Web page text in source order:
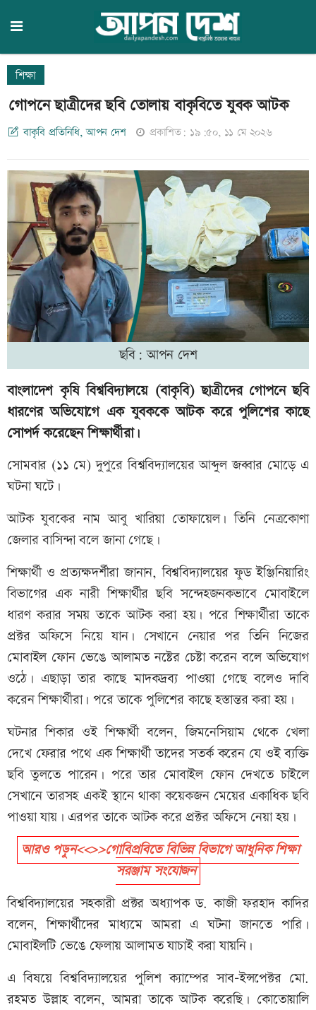
শিক্ষা
গোপনে ছাত্রীদের ছবি তোলায় বাকৃবিতে যুবক আটক
বাকৃবি প্রতিনিধি, আপন দেশ প্রকাশিত: ১৯:৫০, ১১ মে ২০২৬
ছবি: আপন দেশ
বাংলাদেশ কৃষি বিশ্ববিদ্যালয়ে (বাকৃবি) ছাত্রীদের গোপনে ছবি
ধারণের অভিযোগে এক যুবককে আটক করে পুলিশের কাছে
সোপর্দ করেছেন শিক্ষার্থীরা।
সোমবার (১১ মে) দুপুরে বিশ্ববিদ্যালয়ের আব্দুল জব্বার মোড়ে এ
ঘটনা ঘটে।
আটক যুবকের নাম আবু খারিয়া তোফায়েল। তিনি নেত্রকোণা
জেলার বাসিন্দা বলে জানা গেছে।
শিক্ষার্থী ও প্রত্যক্ষদর্শীরা জানান, বিশ্ববিদ্যালয়ের ফুড ইঞ্জিনিয়ারিং
বিভাগের এক নারী শিক্ষার্থীর ছবি সন্দেহজনকভাবে মোবাইলে
ধারণ করার সময় তাকে আটক করা হয়। পরে শিক্ষার্থীরা তাকে
প্রক্টর অফিসে নিয়ে যান। সেখানে নেয়ার পর তিনি নিজের
মোবাইল ফোন ভেঙে আলামত নষ্টের চেষ্টা করেন বলে অভিযোগ
ওঠে। এছাড়া তার কাছে মাদকদ্রব্য পাওয়া গেছে বলেও দাবি
করেন শিক্ষার্থীরা। পরে তাকে পুলিশের কাছে হস্তান্তর করা হয়।
ঘটনার শিকার ওই শিক্ষার্থী বলেন, জিমনেসিয়াম থেকে খেলা
দেখে ফেরার পথে এক শিক্ষার্থী তাদের সতর্ক করেন যে ওই ব্যক্তি
ছবি তুলতে পারেন। পরে তার মোবাইল ফোন দেখতে চাইলে
সেখানে তারসহ একই স্থানে থাকা কয়েকজন মেয়ের একাধিক ছবি
পাওয়া যায়। এরপর তাকে আটক করে প্রক্টর অফিসে নেয়া হয়।
আরও পড়ুন<<>>গোবিপ্রবিতে বিভিন্ন বিভাগে আধুনিক শিক্ষা
সরঞ্জাম সংযোজন
বিশ্ববিদ্যালয়ের সহকারী প্রক্টর অধ্যাপক ড. কাজী ফরহাদ কাদির
বলেন, শিক্ষার্থীদের মাধ্যমে আমরা এ ঘটনা জানতে পারি।
মোবাইলটি ভেঙে ফেলায় আলামত যাচাই করা যায়নি।
এ বিষয়ে বিশ্ববিদ্যালয়ের পুলিশ ক্যাম্পের সাব-ইন্সপেক্টর মো.
রহমত উল্লাহ বলেন, আমরা তাকে আটক করেছি। কোতোয়ালি